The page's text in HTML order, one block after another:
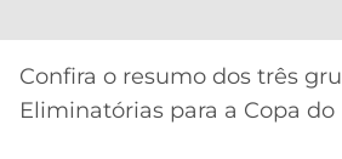
Confira o resumo dos três
Eliminatórias para a Copa do